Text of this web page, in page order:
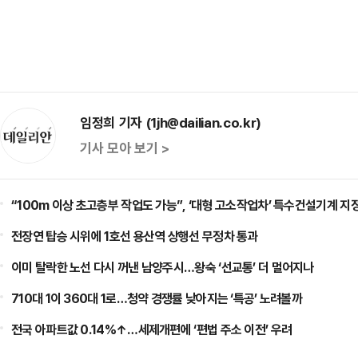
임정희 기자 (1jh@dailian.co.kr)
기사 모아 보기 >
“100m 이상 초고층부 작업도 가능”, ‘대형 고소작업차’ 특수건설기계 지
전장연 탑승 시위에 1호선 용산역 상행선 무정차 통과
이미 탈락한 노선 다시 꺼낸 남양주시…왕숙 ‘선교통’ 더 멀어지나
710대 1이 360대 1로…청약 경쟁률 낮아지는 ‘특공’ 노려볼까
전국 아파트값 0.14%↑…세제개편에 ‘편법 주소 이전’ 우려